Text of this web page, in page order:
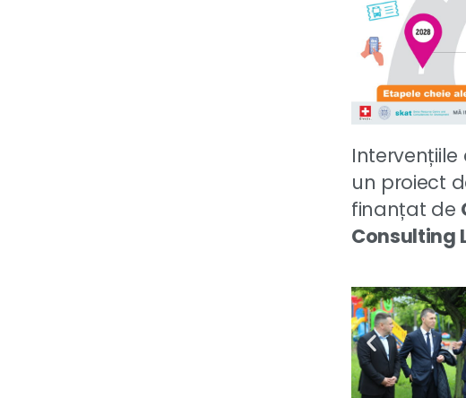
un proiect
finanțat de
Consulting